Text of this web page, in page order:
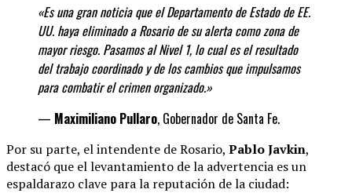
«Es una gran noticia que el Departamento de Estado de EE.
UU. haya eliminado a Rosario de su alerta como zona de
mayor riesgo. Pasamos al Nivel 1, lo cual es el resultado
del trabajo coordinado y de los cambios que impulsamos
para combatir el crimen organizado.»
— Maximiliano Pullaro, Gobernador de Santa Fe.
Por su parte, el intendente de Rosario, Pablo Javkin,
destacó que el levantamiento de la advertencia es un
espaldarazo clave para la reputación de la ciudad: